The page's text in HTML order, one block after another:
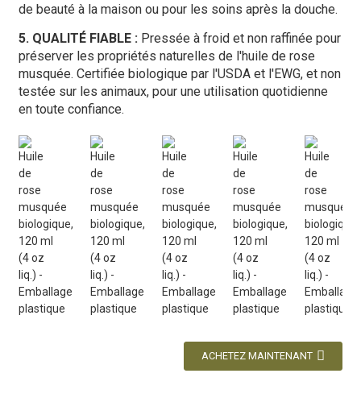
de beauté à la maison ou pour les soins après la douche.
5. QUALITÉ FIABLE : Pressée à froid et non raffinée pour
préserver les propriétés naturelles de l'huile de rose
musquée. Certifiée biologique par l'USDA et l'EWG, et non
testée sur les animaux, pour une utilisation quotidienne
en toute confiance.
ACHETEZ MAINTENANT